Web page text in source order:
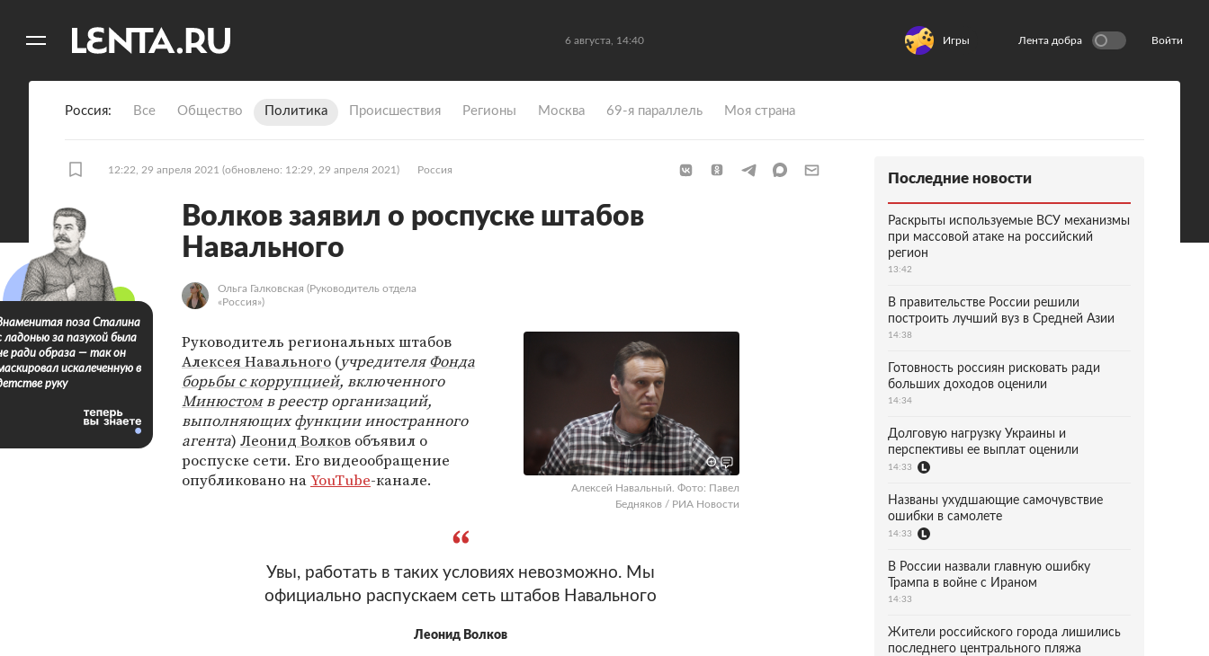
6 августа, 14:40 Игры Лента добра Войти
Россия Все Общество Политика Происшествия Регионы Москва 69-я параллель Моя страна
12:22, 29 апреля 2021 (обновлено: 12:29, 29 апреля 2021) Россия
Волков заявил о роспуске штабов
Навального
Ольга Галковская (Руководитель отдела
«Россия»)
Алексей Навальный. Фото: Павел
Бедняков / РИА Новости
Руководитель региональных штабов
Алексея Навального (учредителяФонда
борьбы с коррупцией, включенного
Минюстомв реестр организаций,
выполняющих функции иностранного
агента) Леонид Волков объявил о
роспуске сети. Его видеообращение
опубликовано наYouTube-канале.
Увы, работать в таких условиях невозможно. Мы
официально распускаем сеть штабов Навального
Леонид Волков
поза Сталина
ладонью за пазухой была
ради образа — так он
искалеченную в
руку
Последние новости
Раскрыты используемые ВСУ механизмы
при массовой атаке на российский
регион
13:42
В правительстве России решили
построить лучший вуз в Средней Азии
14:38
Готовность россиян рисковать ради
больших доходов оценили
14:34
Долговую нагрузку Украины и
перспективы ее выплат оценили
14:33
Названы ухудшающие самочувствие
ошибки в самолете
14:33
В России назвали главную ошибку
Трампа в войне с Ираном
14:33
Жители российского города лишились
последнего центрального пляжа